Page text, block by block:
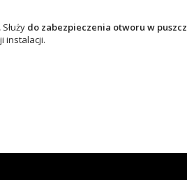
Służy do zabezpieczenia otworu w
instalacji.